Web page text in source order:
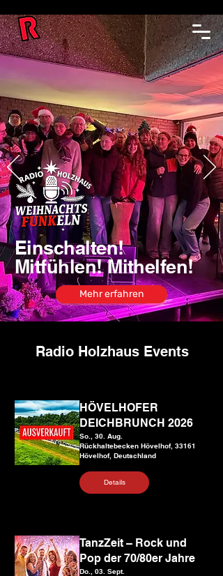
Einschalten!
Mitfühlen!Mithelfen!
Mehr erfahren
Radio Holzhaus Events
HÖVELHOFER
DEICHBRUNCH 2026
So., 30. Aug.
Rückhaltebecken Hövelhof, 33161
Hövelhof, Deutschland
Details
TanzZeit – Rock und
Pop der 70/80er Jahre
Do., 03. Sept.